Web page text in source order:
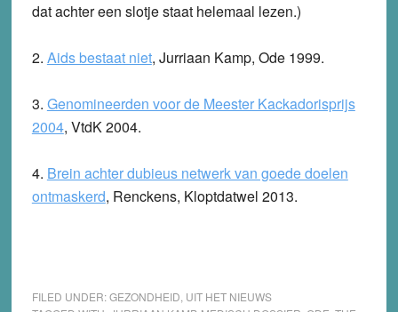
dat achter een slotje staat helemaal lezen.)
2. Aids bestaat niet, Jurriaan Kamp, Ode 1999.
3. Genomineerden voor de Meester Kackadorisprijs
2004, VtdK 2004.
4. Brein achter dubieus netwerk van goede doelen
ontmaskerd, Renckens, Kloptdatwel 2013.
FILED UNDER:GEZONDHEID UIT HET NIEUWS